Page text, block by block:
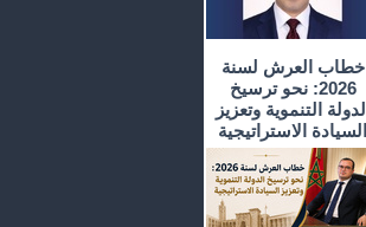
خطاب العرش لسنة
2026: نحو ترسيخ
الدولة التنموية وتعزيز
السيادة الاستراتيجية